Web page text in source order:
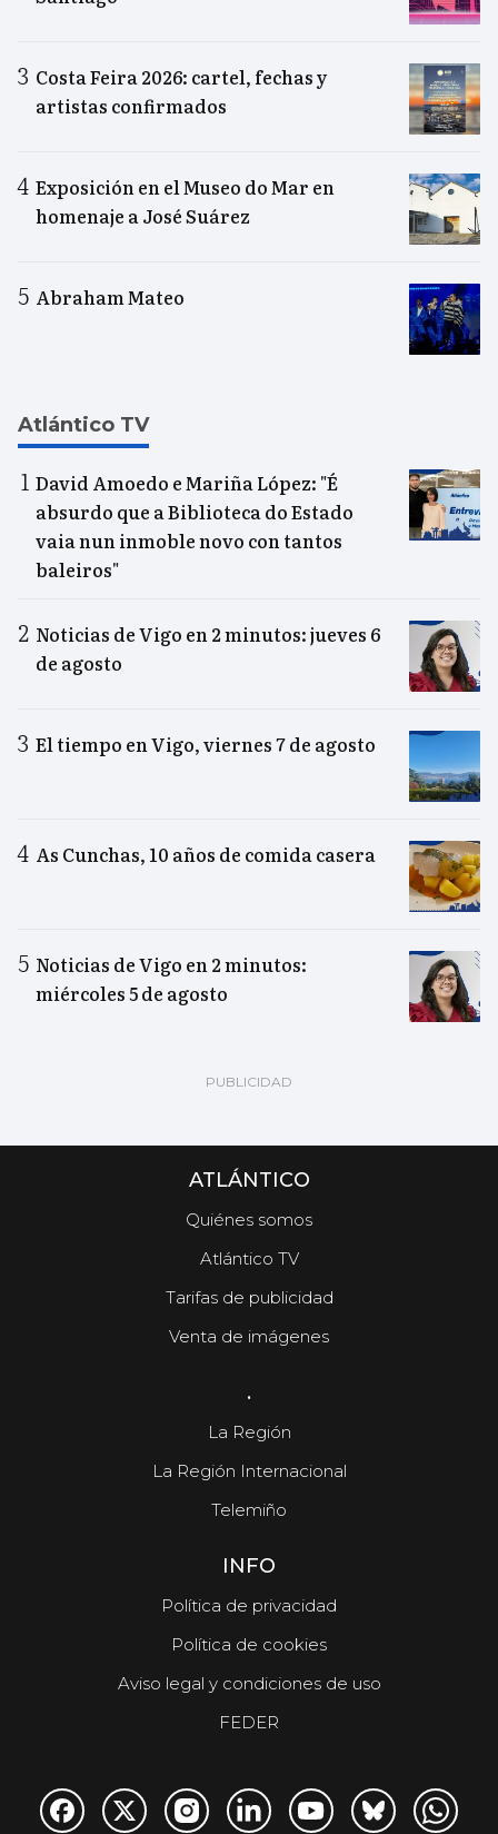
Costa Feira 2026: cartel, fechas y
artistas confirmados
Exposición en el Museo do Mar en
homenaje a José Suárez
Abraham Mateo
Atlántico TV
David Amoedo e Mariña López: "É
absurdo que a Biblioteca do Estado
vaia nun inmoble novo con tantos
baleiros"
Noticias de Vigo en 2 minutos: jueves 6
de agosto
El tiempo en Vigo, viernes 7 de agosto
As Cunchas, 10 años de comida casera
Noticias de Vigo en 2 minutos:
miércoles 5 de agosto
ATLÁNTICO
Quiénes somos
Atlántico TV
Tarifas de publicidad
Venta de imágenes
.
La Región
La Región Internacional
Telemiño
INFO
Política de privacidad
Política de cookies
Aviso legal y condiciones de uso
FEDER